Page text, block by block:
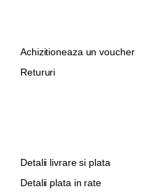
Achizitioneaza un voucher
Retururi
Detalii livrare si plata
Detalii plata in rate